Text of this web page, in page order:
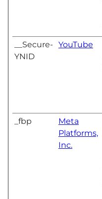
__Secure-
YNID
YouTube
_fbp
Meta
Platforms,
Inc.